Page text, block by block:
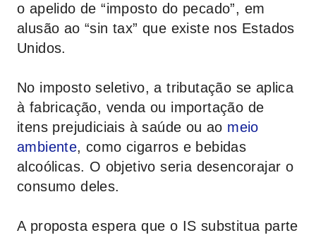
o apelido de “imposto do pecado”, em
alusão ao “sin tax” que existe nos Estados
Unidos.
No imposto seletivo, a tributação se aplica
à fabricação, venda ou importação de
itens prejudiciais à saúde ou ao meio
ambiente, como cigarros e bebidas
alcoólicas. O objetivo seria desencorajar o
consumo deles.
A proposta espera que o IS substitua parte